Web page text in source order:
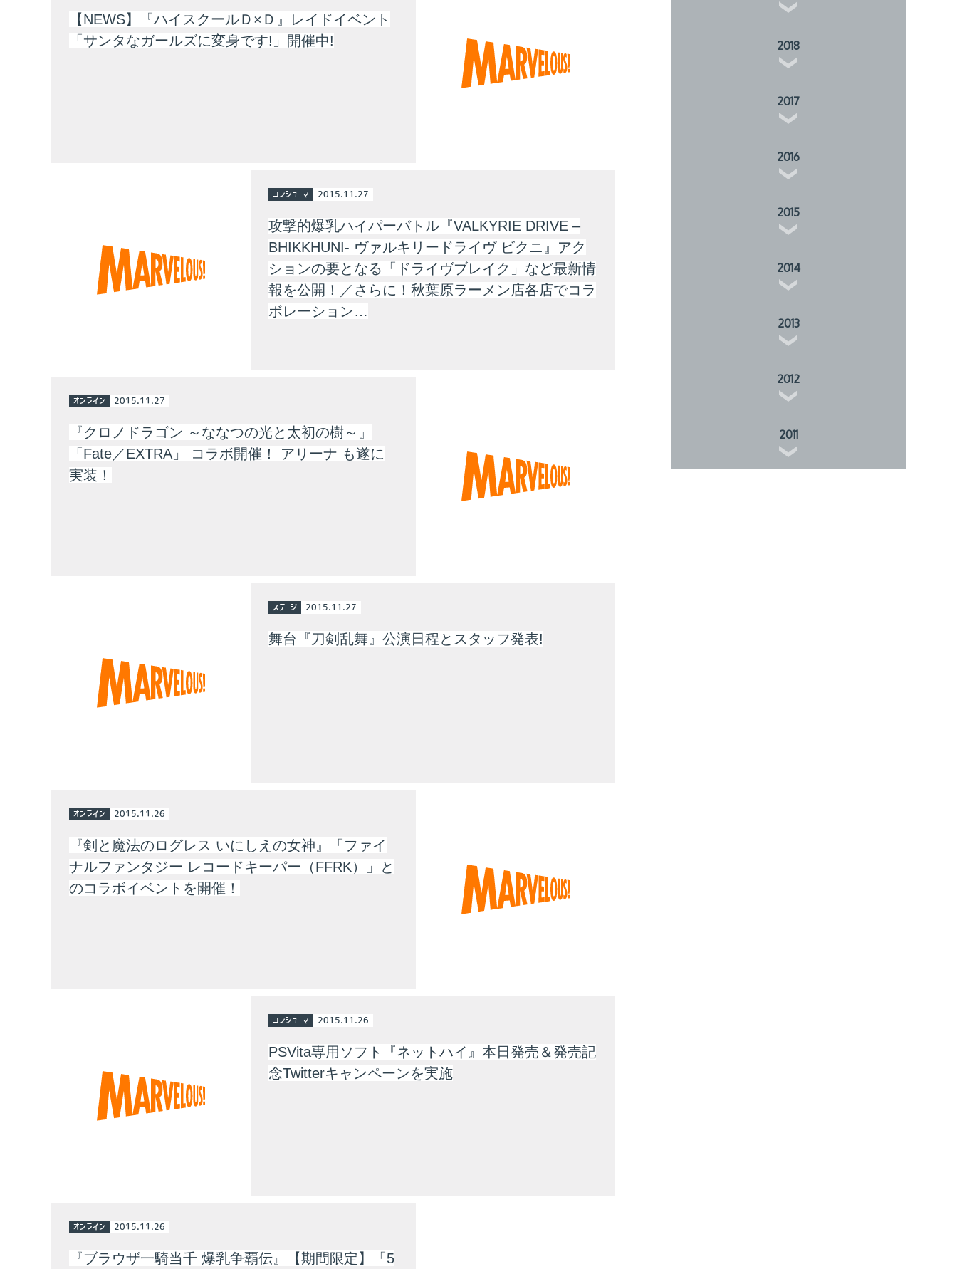
【NEWS】『ハイスクールＤ×Ｄ』レイドイベント
「サンタなガールズに変身です!」開催中!
コンシューマ 2015.11.27
攻撃的爆乳ハイパーバトル『VALKYRIE DRIVE –
BHIKKHUNI- ヴァルキリードライヴ ビクニ』アク
ションの要となる「ドライヴブレイク」など最新情
報を公開！／さらに！秋葉原ラーメン店各店でコラ
ボレーション…
オンライン 2015.11.27
『クロノドラゴン ～ななつの光と太初の樹～』
「Fate／EXTRA」 コラボ開催！ アリーナ も遂に
実装！
ステージ 2015.11.27
舞台『刀剣乱舞』公演日程とスタッフ発表!
オンライン 2015.11.26
『剣と魔法のログレス いにしえの女神』「ファイ
ナルファンタジー レコードキーパー（FFRK）」と
のコラボイベントを開催！
コンシューマ 2015.11.26
PSVita専用ソフト『ネットハイ』本日発売＆発売記
念Twitterキャンペーンを実施
オンライン 2015.11.26
『ブラウザ一騎当千 爆乳争覇伝』【期間限定】「5
2018
2017
2016
2015
2014
2013
2012
2011